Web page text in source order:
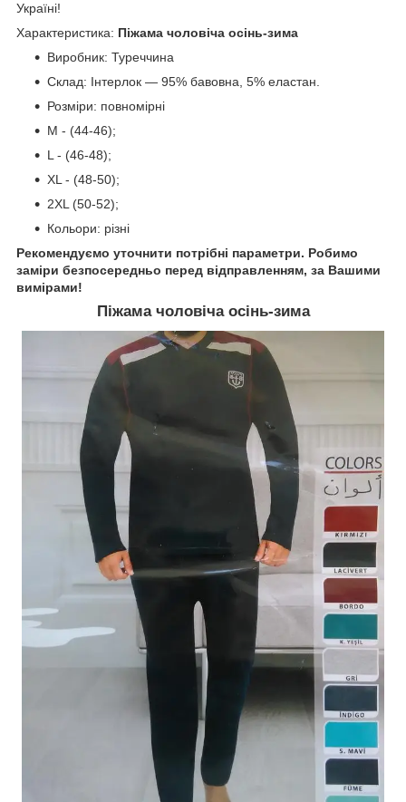
Україні!
Характеристика: Піжама чоловіча осінь-зима
Виробник: Туреччина
Склад: Інтерлок — 95% бавовна, 5% еластан.
Розміри: повномірні
M - (44-46);
L - (46-48);
XL - (48-50);
2XL (50-52);
Кольори: різні
Рекомендуємо уточнити потрібні параметри. Робимо
заміри безпосередньо перед відправленням, за Вашими
вимірами!
Піжама чоловіча осінь-зима